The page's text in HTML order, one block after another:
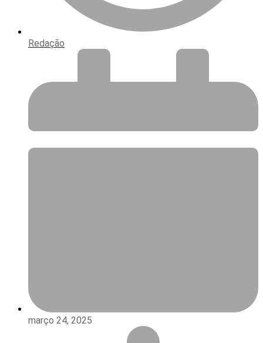
Redação
março 24, 2025